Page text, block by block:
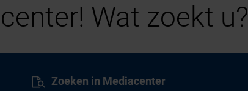
Wat zoekt u?
Zoeken in Mediacenter